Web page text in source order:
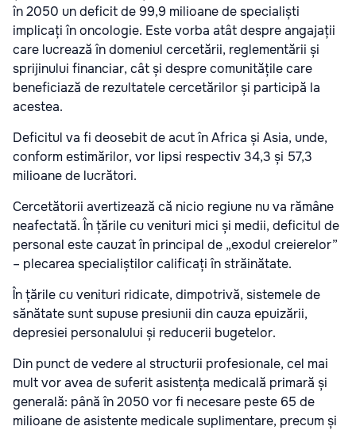
în 2050 un deficit de 99,9 milioane de specialiști
implicați în oncologie. Este vorba atât despre angajații
care lucrează în domeniul cercetării, reglementării și
sprijinului financiar, cât și despre comunitățile care
beneficiază de rezultatele cercetărilor și participă la
acestea.
Deficitul va fi deosebit de acut în Africa și Asia, unde,
conform estimărilor, vor lipsi respectiv 34,3 și 57,3
milioane de lucrători.
Cercetătorii avertizează că nicio regiune nu va rămâne
neafectată. În țările cu venituri mici și medii, deficitul de
personal este cauzat în principal de „exodul creierelor”
– plecarea specialiștilor calificați în străinătate.
În țările cu venituri ridicate, dimpotrivă, sistemele de
sănătate sunt supuse presiunii din cauza epuizării,
depresiei personalului și reducerii bugetelor.
Din punct de vedere al structurii profesionale, cel mai
mult vor avea de suferit asistența medicală primară și
generală: până în 2050 vor fi necesare peste 65 de
milioane de asistente medicale suplimentare, precum și